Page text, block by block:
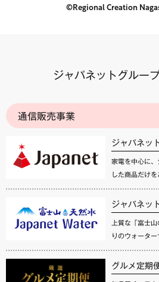
©Regional Creation
ジャパネットグルー
通信販売事業
ジャパネッ
家電を中心に
した商品だけを
ジャパネッ
上質な「富士
りのウォータ
グルメ定期